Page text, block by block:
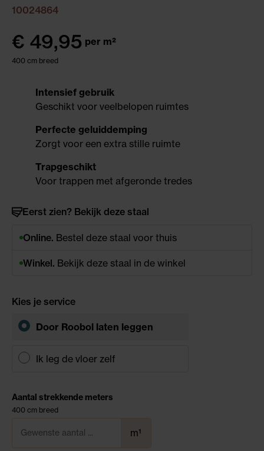
10024864
€ 49,95 per m²
400 cm breed
Intensief gebruik
Geschikt voor veelbelopen ruimtes
Perfecte geluiddemping
Zorgt voor een extra stille ruimte
Trapgeschikt
Voor trappen met afgeronde tredes
Eerst zien? Bekijk deze staal
Online. Bestel deze staal voor thuis
Winkel. Bekijk deze staal in de winkel
Kies je service
Door Roobol laten leggen
Ik leg de vloer zelf
Aantal strekkende meters
400 cm breed
m¹